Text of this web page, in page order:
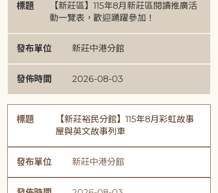
標題
【新莊區】115年8月新莊區閱讀推廣活
動一覽表，歡迎踴躍參加！
發布單位 新莊中港分館
發佈時間 2026-08-03
標題
【新莊裕民分館】115年8月彩虹故事
屋與英文故事列車
發布單位 新莊中港分館